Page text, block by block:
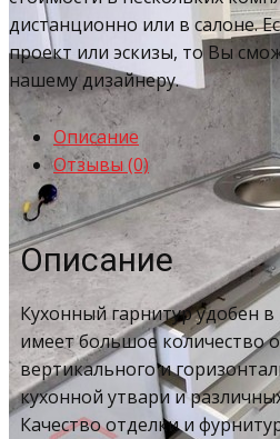
дистанционно или в салоне.
проект или эскизы, то Вы
нашему дизайнеру.
Описание
Отзывы (0)
Описание
Кухонный гарнитур удобен
имеет большое количество
вертикального и
кухонной утвари и
Качество отделки и